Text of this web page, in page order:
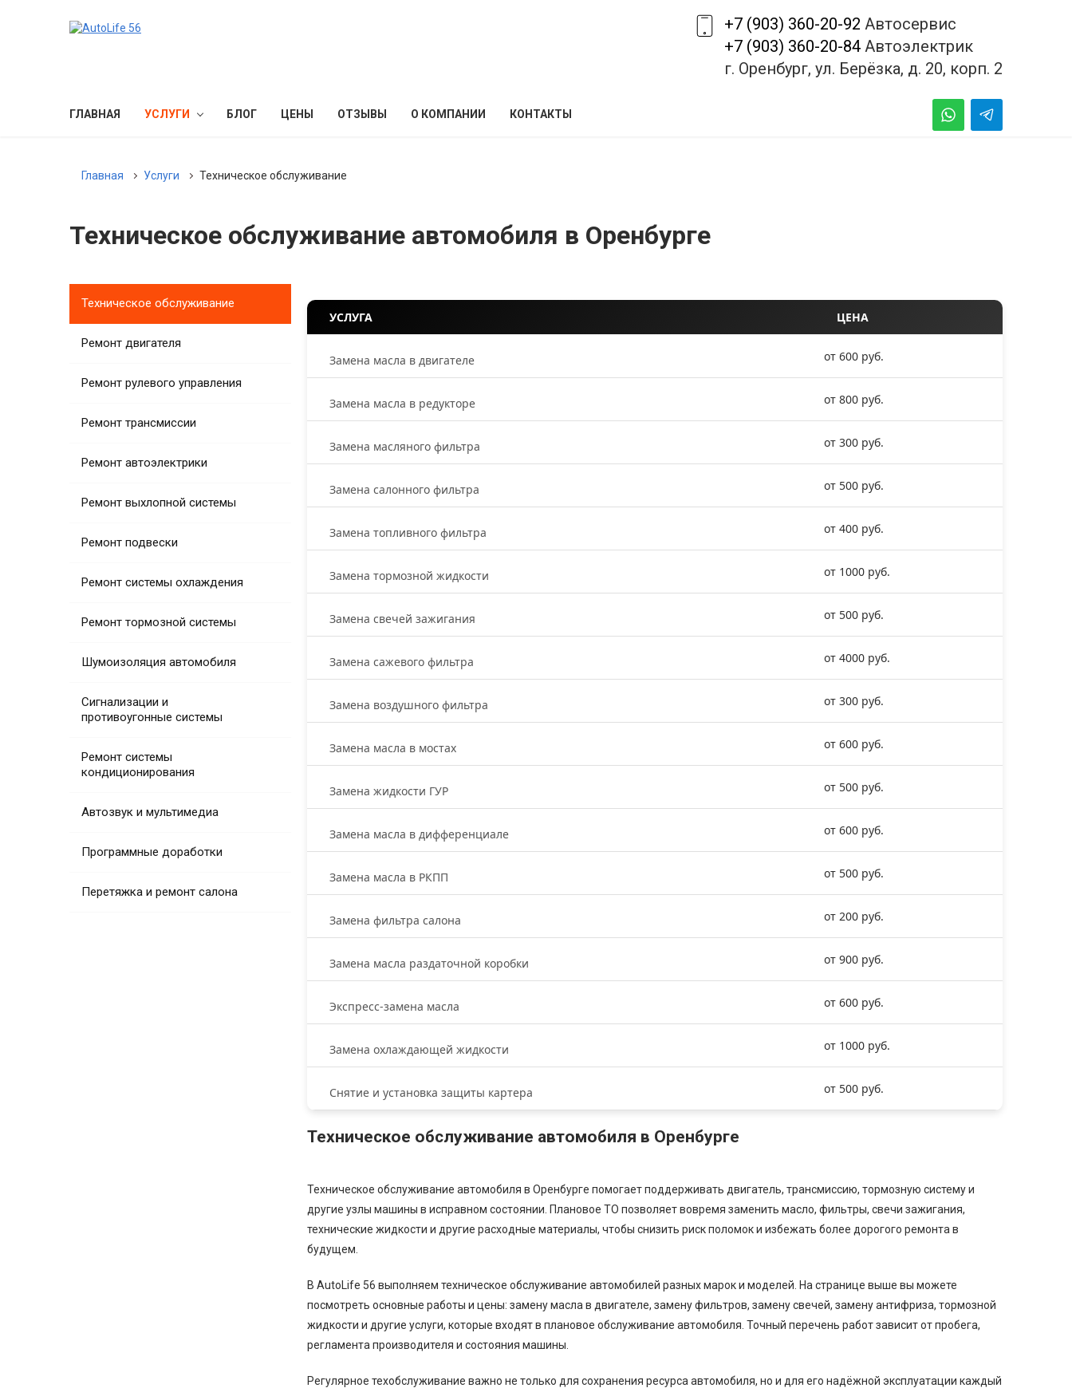
+7 (903) 360-20-92 Автосервис
+7 (903) 360-20-84 Автоэлектрик
г. Оренбург, ул. Берёзка, д. 20, корп. 2
ГЛАВНАЯ УСЛУГИ БЛОГ ЦЕНЫ ОТЗЫВЫ О КОМПАНИИ КОНТАКТЫ
Главная Услуги Техническое обслуживание
Техническое обслуживание автомобиля в Оренбурге
Техническое обслуживание
Ремонт двигателя
Ремонт рулевого управления
Ремонт трансмиссии
Ремонт автоэлектрики
Ремонт выхлопной системы
Ремонт подвески
Ремонт системы охлаждения
Ремонт тормозной системы
Шумоизоляция автомобиля
Сигнализации и
противоугонные системы
Ремонт системы
кондиционирования
Автозвук и мультимедиа
Программные доработки
Перетяжка и ремонт салона
УСЛУГА ЦЕНА
Замена масла в двигателе от 600 руб.
Замена масла в редукторе от 800 руб.
Замена масляного фильтра от 300 руб.
Замена салонного фильтра от 500 руб.
Замена топливного фильтра от 400 руб.
Замена тормозной жидкости от 1000 руб.
Замена свечей зажигания от 500 руб.
Замена сажевого фильтра от 4000 руб.
Замена воздушного фильтра от 300 руб.
Замена масла в мостах от 600 руб.
Замена жидкости ГУР от 500 руб.
Замена масла в дифференциале от 600 руб.
Замена масла в РКПП от 500 руб.
Замена фильтра салона от 200 руб.
Замена масла раздаточной коробки от 900 руб.
Экспресс-замена масла от 600 руб.
Замена охлаждающей жидкости от 1000 руб.
Снятие и установка защиты картера от 500 руб.
Техническое обслуживание автомобиля в Оренбурге
Техническое обслуживание автомобиля в Оренбурге помогает поддерживать двигатель, трансмиссию, тормозную систему и
другие узлы машины в исправном состоянии. Плановое ТО позволяет вовремя заменить масло, фильтры, свечи зажигания,
технические жидкости и другие расходные материалы, чтобы снизить риск поломок и избежать более дорогого ремонта в
будущем.
В AutoLife 56 выполняем техническое обслуживание автомобилей разных марок и моделей. На странице выше вы можете
посмотреть основные работы и цены: замену масла в двигателе, замену фильтров, замену свечей, замену антифриза, тормозной
жидкости и другие услуги, которые входят в плановое обслуживание автомобиля. Точный перечень работ зависит от пробега,
регламента производителя и состояния машины.
Регулярное техобслуживание важно не только для сохранения ресурса автомобиля, но и для его надёжной эксплуатации каждый